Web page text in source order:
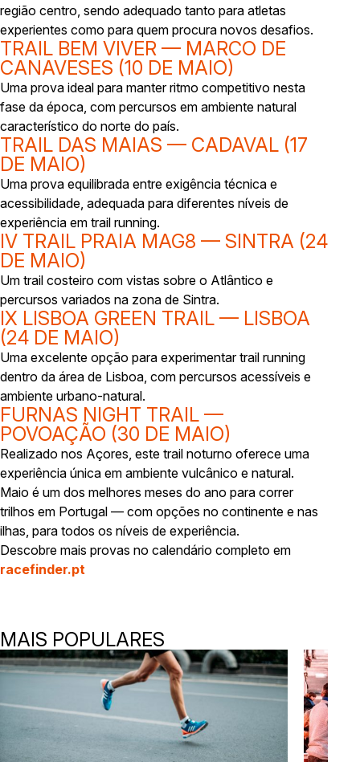
região centro, sendo adequado tanto para atletas
experientes como para quem procura novos desafios.
TRAIL BEM VIVER — MARCO DE
CANAVESES (10 DE MAIO)
Uma prova ideal para manter ritmo competitivo nesta
fase da época, com percursos em ambiente natural
característico do norte do país.
TRAIL DAS MAIAS — CADAVAL (17
DE MAIO)
Uma prova equilibrada entre exigência técnica e
acessibilidade, adequada para diferentes níveis de
experiência em trail running.
IV TRAIL PRAIA MAG8 — SINTRA (24
DE MAIO)
Um trail costeiro com vistas sobre o Atlântico e
percursos variados na zona de Sintra.
IX LISBOA GREEN TRAIL — LISBOA
(24 DE MAIO)
Uma excelente opção para experimentar trail running
dentro da área de Lisboa, com percursos acessíveis e
ambiente urbano-natural.
FURNAS NIGHT TRAIL —
POVOAÇÃO (30 DE MAIO)
Realizado nos Açores, este trail noturno oferece uma
experiência única em ambiente vulcânico e natural.
Maio é um dos melhores meses do ano para correr
trilhos em Portugal — com opções no continente e nas
ilhas, para todos os níveis de experiência.
Descobre mais provas no calendário completo em
racefinder.pt
MAIS POPULARES